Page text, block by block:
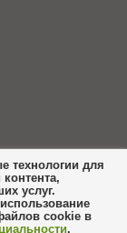
технологии для
услуг.
cookie в
.